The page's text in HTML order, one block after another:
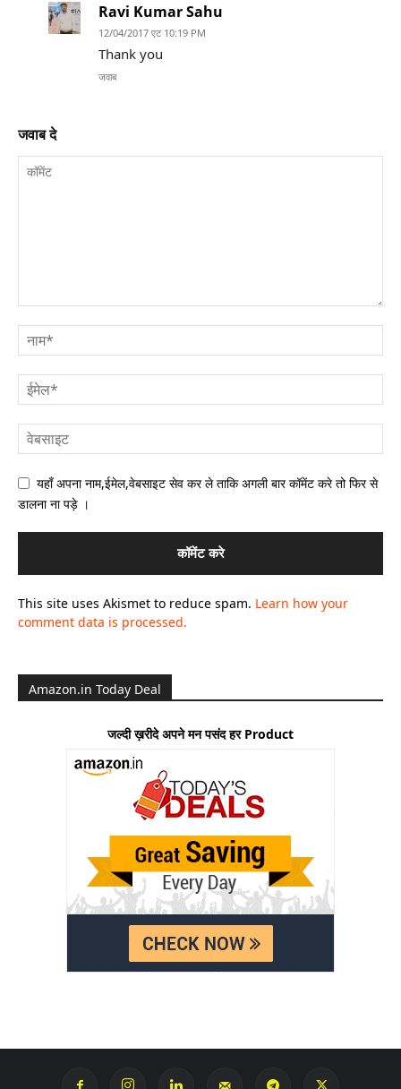
Ravi Kumar Sahu
12/04/2017 एट 10:19 PM
Thank you
जवाब
जवाब दे
यहाँ अपना नाम,ईमेल,वेबसाइट सेव कर ले ताकि अगली बार कॉमेंट करे तो फिर से
डालना ना पड़े ।
This site uses Akismet to reduce spam. Learn how your
comment data is processed.
Amazon.in Today Deal
जल्दी ख़रीदे अपने मन पसंद हर Product